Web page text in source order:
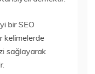
bir SEO
kelimelerde
sağlayarak